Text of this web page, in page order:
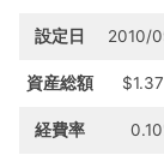
設定日 2010/
資産総額
経費率